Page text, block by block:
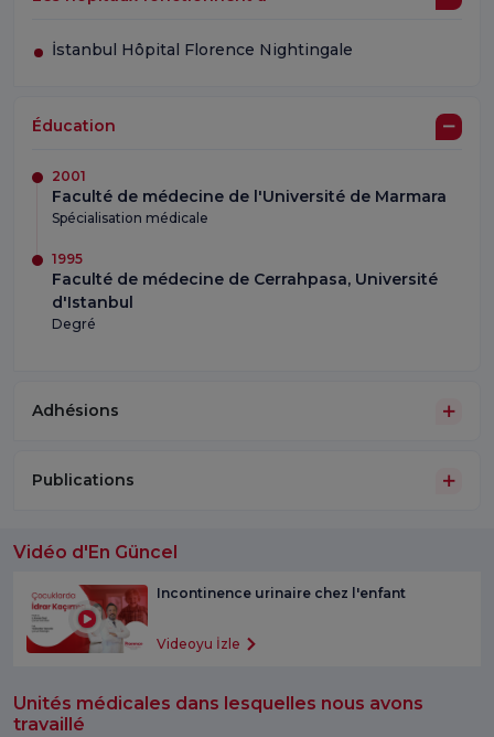
İstanbul Hôpital Florence Nightingale
Éducation
2001
Faculté de médecine de l'Université de Marmara
Spécialisation médicale
1995
Faculté de médecine de Cerrahpasa, Université
d'Istanbul
Degré
Adhésions
Publications
Vidéo d'En Güncel
Incontinence urinaire chez l'enfant
Videoyu İzle
Unités médicales dans lesquelles nous avons
travaillé